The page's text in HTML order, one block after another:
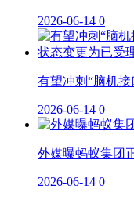
2026-06-14 0
有望冲刺“脑机
2026-06-14 0
外媒曝蚂蚁集团
2026-06-14 0